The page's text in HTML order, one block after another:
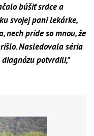
búšiť srdce a
svojej pani lekárke,
nech príde so mnou, že
Nasledovala séria
diagnózu potvrdili,"